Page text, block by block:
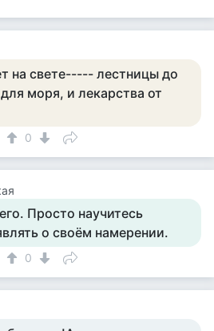
на свете----- лестницы до
моря, и лекарства от
0
Просто научитесь
о своём намерении.
0